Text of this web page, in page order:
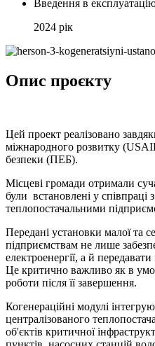
Введення в
2024 рiк
Опис проєкту
Цей проект реалізовано
міжнародного розвитку
безпеки (ПЕБ).
Місцеві громади отримали
були встановленi у співпраці
теплопостачальними
Передані установки малої та
підприємствам не лише
електроенергії, а й
Це критично важливо як в
роботи після її завершення.
Когенераційні модулі
централізованого
об'єктів критичної